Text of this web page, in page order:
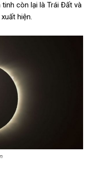
còn lại là Trái Đất và
hiện.